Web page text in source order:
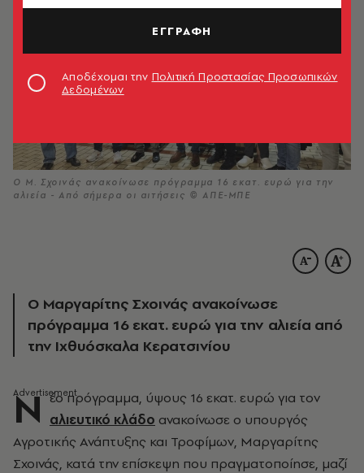
O M. Σχοινάς ανακοίνωσε πρόγραμμα 16 εκατ. ευρώ για την
αλιεία - Από σήμερα οι αιτήσεις © ΑΠΕ-ΜΠΕ
O Mαργαρίτης Σχοινάς ανακοίνωσε
πρόγραμμα 16 εκατ. ευρώ για την αλιεία από
την Ιχθυόσκαλα Κερατσινίου
Ν έο πρόγραμμα, ύψους 16 εκατ. ευρώ για τον
αλιευτικό κλάδο ανακοίνωσε ο υπουργός
Αγροτικής Ανάπτυξης και Τροφίμων, Μαργαρίτης
Σχοινάς, κατά την επίσκεψη που πραγματοποίησε, μαζί
ΕΓΓΡΑΦΗ
Αποδέχομαι την Πολιτική Προστασίας Προσωπικών
Δεδομένων